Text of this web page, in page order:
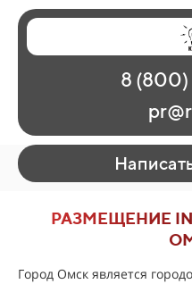
Наши
О
8 (800)
РАЗМЕЩЕНИЕ
Город Омск является